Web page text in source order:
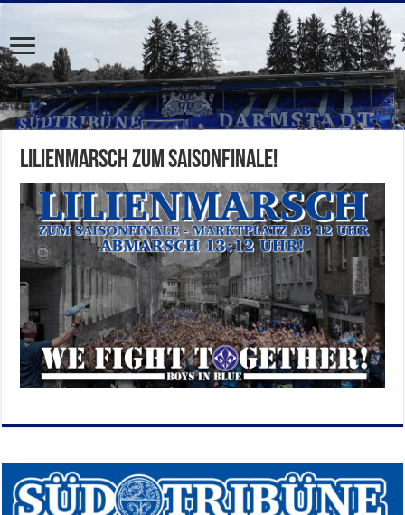
Lilienmarsch zum Saisonfinale!